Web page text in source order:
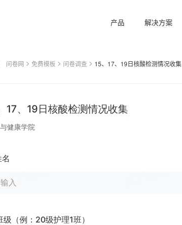
产品 解决方案
问卷网 免费模板 问卷调查 15、17、19日核酸检测情况收集